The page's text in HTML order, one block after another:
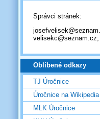
Správci stránek:
velisekc@seznam.cz;
Oblíbené odkazy
TJ Úročnice
Úročnice na Wikipedia
MLK Úročnice